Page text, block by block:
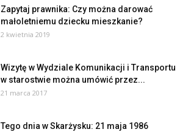
Zapytaj prawnika: Czy można darować
małoletniemu dziecku mieszkanie?
2 kwietnia 2019
Wizytę w Wydziale Komunikacji i Transportu
w starostwie można umówić przez...
21 marca 2017
Tego dnia w Skarżysku: 21 maja 1986